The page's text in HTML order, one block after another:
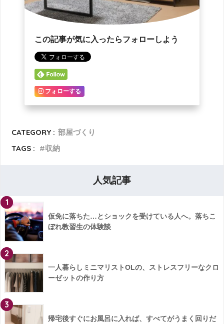
この記事が気に入ったらフォローしよう
フォローする
CATEGORY : 部屋づくり
TAGS :
収納
人気記事
1
仮免に落ちた…とショックを受けている人へ。落ちこ
ぼれ教習生の体験談
2
一人暮らしミニマリストOLの、ストレスフリーなクロ
ーゼットの作り方
3
帰宅後すぐにお風呂に入れば、すべてがうまく回りだ